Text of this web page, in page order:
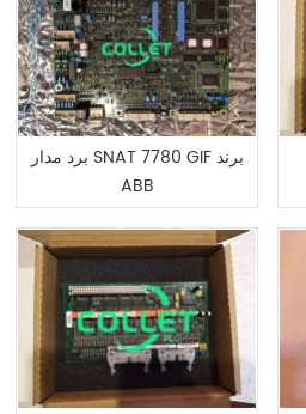
برد مدار SNAT 7780 GIF برند
ABB